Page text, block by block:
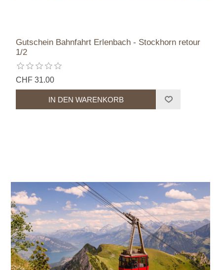
Gutschein Bahnfahrt Erlenbach - Stockhorn retour
1/2
CHF 31.00